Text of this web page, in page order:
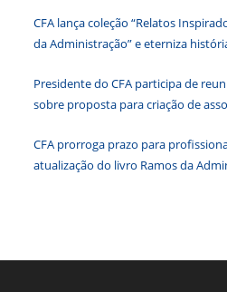
CFA lança coleção “Relatos
da Administração” e eterniza
Presidente do CFA participa de
sobre proposta para criação de
CFA prorroga prazo para
atualização do livro Ramos da